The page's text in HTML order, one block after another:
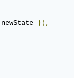
newState }),